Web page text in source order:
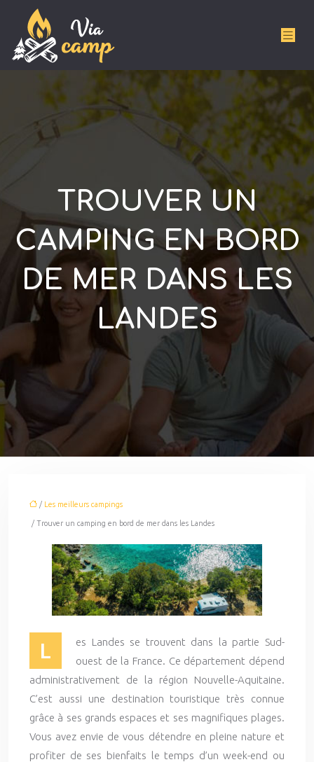
TROUVER UN
CAMPING EN BORD
DE MER DANS LES
LANDES
/ Les meilleurs campings
/ Trouver un camping en bord de mer dans les Landes
L
es Landes se trouvent dans la partie Sud-
ouest de la France. Ce département dépend
administrativement de la région Nouvelle-Aquitaine.
C’est aussi une destination touristique très connue
grâce à ses grands espaces et ses magnifiques plages.
Vous avez envie de vous détendre en pleine nature et
profiter de ses bienfaits le temps d’un week-end ou